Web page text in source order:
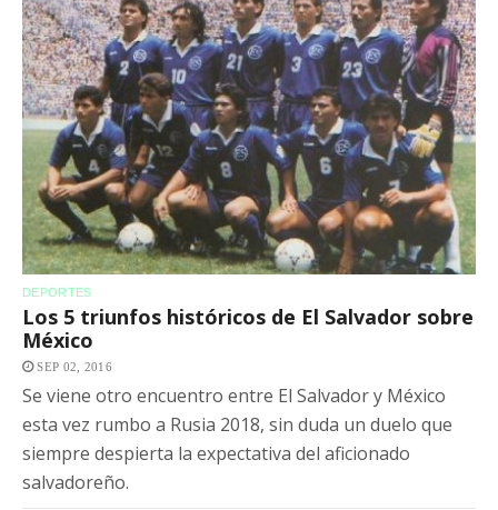
DEPORTES
Los 5 triunfos históricos de El Salvador sobre
México
SEP 02, 2016
Se viene otro encuentro entre El Salvador y México
esta vez rumbo a Rusia 2018, sin duda un duelo que
siempre despierta la expectativa del aficionado
salvadoreño.